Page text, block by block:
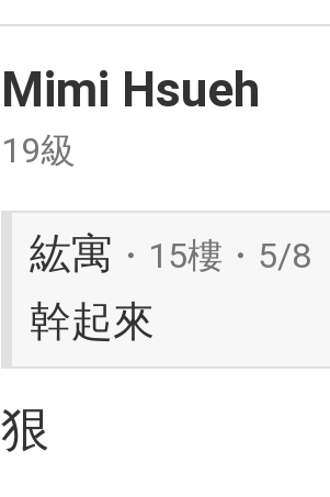
Mimi Hsueh
19級
紘寓 ・15樓・5/8
幹起來
狠